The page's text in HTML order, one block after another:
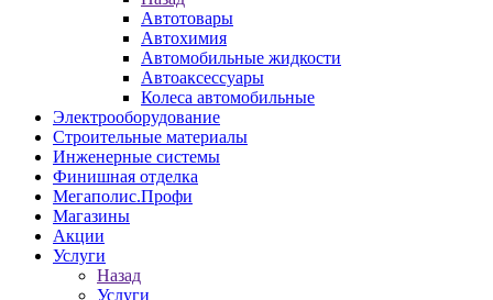
Автотовары
Автохимия
Автомобильные жидкости
Автоаксессуары
Колеса автомобильные
Электрооборудование
Строительные материалы
Инженерные системы
Финишная отделка
Мегаполис.Профи
Магазины
Акции
Услуги
Назад
Услуги